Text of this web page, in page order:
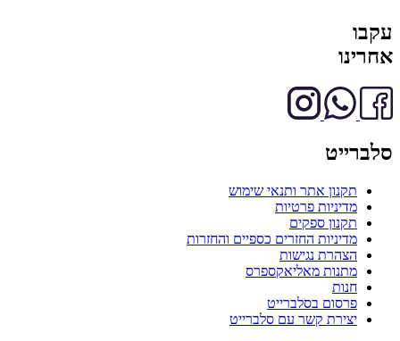
עקבו
אחרינו
סלברייט
תקנון אתר ותנאי שימוש
מדיניות פרטיות
תקנון ספקים
מדיניות החזרים כספיים והחזרות
הצהרת נגישות
מתנות מאליאקספרס
חנות
פרסום בסלברייט
יצירת קשר עם סלברייט